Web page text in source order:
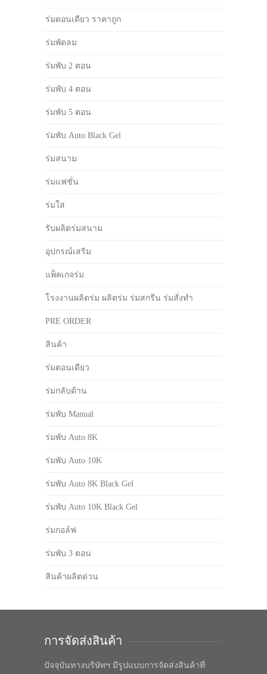
ร่มตอนเดียว ราคาถูก
ร่มพัดลม
ร่มพับ 2 ตอน
ร่มพับ 4 ตอน
ร่มพับ 5 ตอน
ร่มพับ Auto Black Gel
ร่มสนาม
ร่มแฟชั่น
ร่มใส
รับผลิตร่มสนาม
อุปกรณ์เสริม
แพ็คเกจร่ม
โรงงานผลิตร่ม ผลิตร่ม ร่มสกรีน ร่มสั่งทำ
PRE ORDER
สินค้า
ร่มตอนเดียว
ร่มกลับด้าน
ร่มพับ Manual
ร่มพับ Auto 8K
ร่มพับ Auto 10K
ร่มพับ Auto 8K Black Gel
ร่มพับ Auto 10K Black Gel
ร่มกอล์ฟ
ร่มพับ 3 ตอน
สินค้าผลิตด่วน
การจัดส่งสินค้า
ปัจจุบันทางบริษัทฯ มีรูปแบบการจัดส่งสินค้าที่